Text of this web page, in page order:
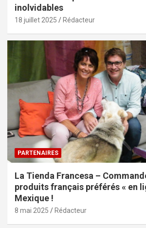
inolvidables
18 juillet 2025 Rédacteur
PARTENAIRES
La Tienda Francesa –
produits français préférés « en
Mexique !
8 mai 2025 Rédacteur